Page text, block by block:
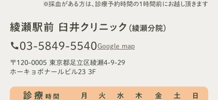
※採血がある方は、診療予約時間の1時間前にお越し頂きます
綾瀬駅前 臼井クリニック （綾瀬分院）
call03-5849-5540Google map
〒120-0005 東京都足立区綾瀬4-9-29
ホーキョボナールビル23 3F